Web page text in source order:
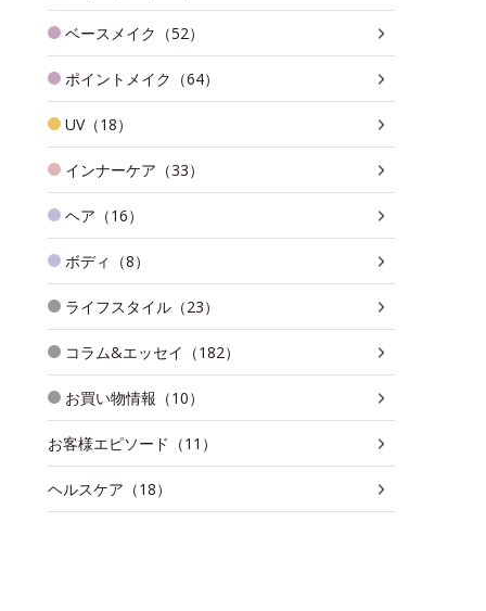
ベースメイク（52）
ポイントメイク（64）
UV（18）
インナーケア（33）
ヘア（16）
ボディ（8）
ライフスタイル（23）
コラム&エッセイ（182）
お買い物情報（10）
お客様エピソード（11）
ヘルスケア（18）